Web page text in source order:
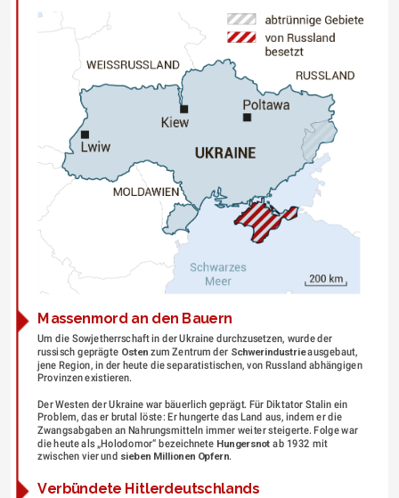
Massenmord an den Bauern
Um die Sowjetherrschaft in der Ukraine durchzusetzen, wurde der
russisch geprägte Osten zum Zentrum der Schwerindustrie ausgebaut,
jene Region, in der heute die separatistischen, von Russland abhängigen
Provinzen existieren.
Der Westen der Ukraine war bäuerlich geprägt. Für Diktator Stalin ein
Problem, das er brutal löste: Er hungerte das Land aus, indem er die
Zwangsabgaben an Nahrungsmitteln immer weiter steigerte. Folge war
die heute als „Holodomor“ bezeichnete Hungersnot ab 1932 mit
zwischen vier und sieben Millionen Opfern.
Verbündete Hitlerdeutschlands